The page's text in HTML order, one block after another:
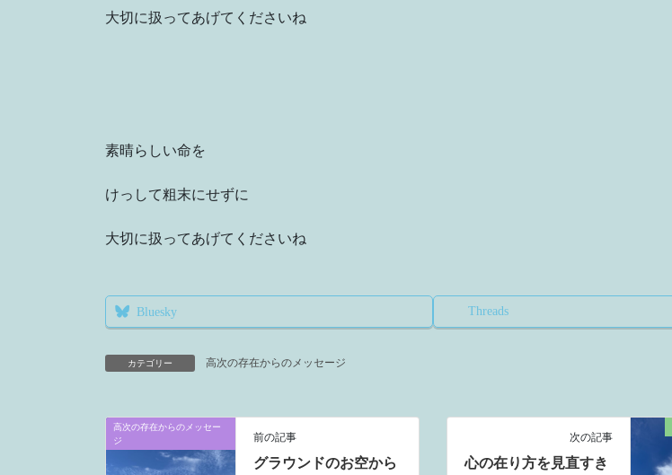
大切に扱ってあげてくださいね
素晴らしい命を
けっして粗末にせずに
大切に扱ってあげてくださいね
Bluesky Threads
カテゴリー 高次の存在からのメッセージ
高次の存在からのメッセー
ジ
前の記事
グラウンドのお空から
次の記事
心の在り方を見直すき